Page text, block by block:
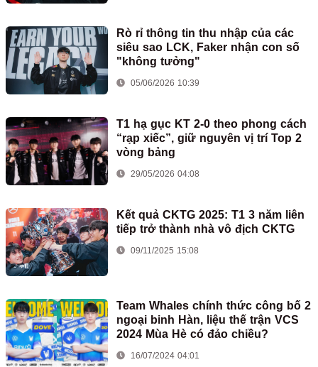
Rò rỉ thông tin thu nhập của các
siêu sao LCK, Faker nhận con số
"không tưởng"
05/06/2026 10:39
T1 hạ gục KT 2-0 theo phong cách
“rạp xiếc”, giữ nguyên vị trí Top 2
vòng bảng
29/05/2026 04:08
Kết quả CKTG 2025: T1 3 năm liên
tiếp trở thành nhà vô địch CKTG
09/11/2025 15:08
Team Whales chính thức công bố 2
ngoại binh Hàn, liệu thế trận VCS
2024 Mùa Hè có đảo chiều?
16/07/2024 04:01